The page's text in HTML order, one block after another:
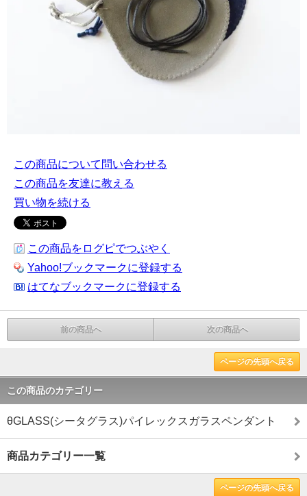
この商品について問い合わせる
この商品を友達に教える
買い物を続ける
この商品をログピでつぶやく
Yahoo!ブックマークに登録する
はてなブックマークに登録する
前の商品へ 次の商品へ
ページの先頭へ戻る
この商品のカテゴリー
θGLASS(シータグラス)パイレックスガラスペンダント
商品カテゴリー一覧
ページの先頭へ戻る